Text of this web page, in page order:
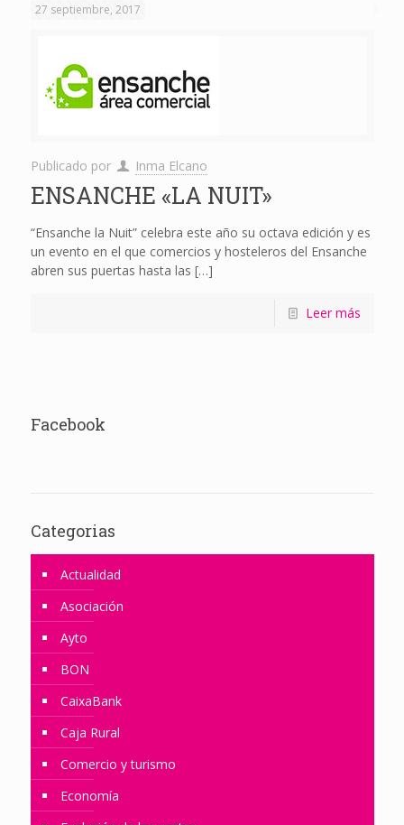
27 septiembre, 2017
Publicado por Inma Elcano
ENSANCHE «LA NUIT»
“Ensanche la Nuit” celebra este año su octava edición y es
un evento en el que comercios y hosteleros del Ensanche
abren sus puertas hasta las […]
Leer más
Facebook
Categorias
Actualidad
Asociación
Ayto
BON
CaixaBank
Caja Rural
Comercio y turismo
Economía